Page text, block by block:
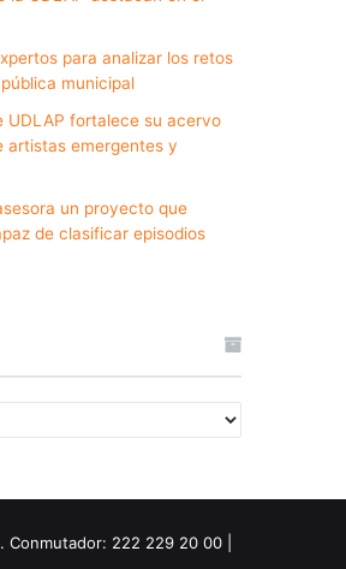
para analizar los retos
municipal
UDLAP fortalece su acervo
artistas emergentes y
un proyecto que
de clasificar episodios
222 229 20 00 |